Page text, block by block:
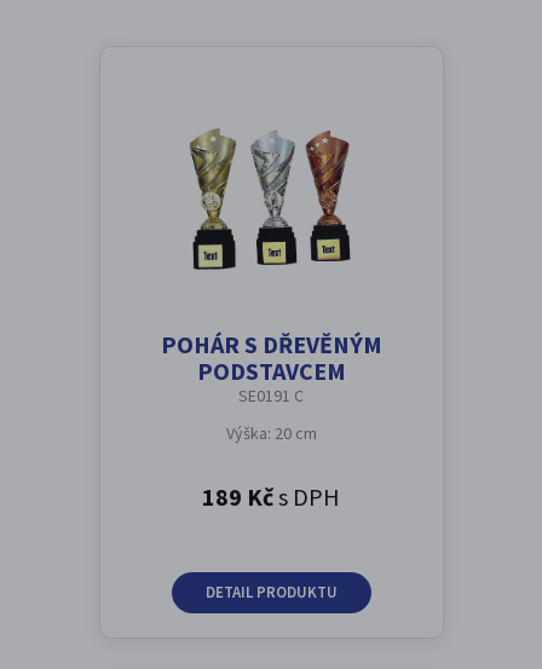
POHÁR S DŘEVĚNÝM
PODSTAVCEM
SE0191 C
Výška: 20 cm
189 Kčs DPH
DETAIL PRODUKTU